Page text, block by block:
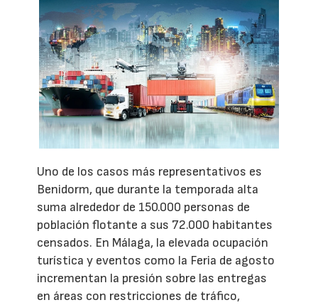
Uno de los casos más representativos es
Benidorm, que durante la temporada alta
suma alrededor de 150.000 personas de
población flotante a sus 72.000 habitantes
censados. En Málaga, la elevada ocupación
turística y eventos como la Feria de agosto
incrementan la presión sobre las entregas
en áreas con restricciones de tráfico,